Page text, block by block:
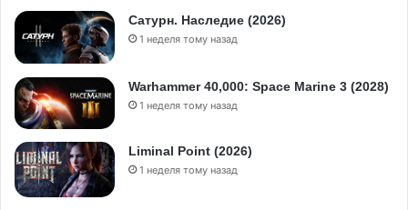
Сатурн. Наследие (2026)
1 неделя тому назад
Warhammer 40,000: Space Marine 3 (2028)
1 неделя тому назад
Liminal Point (2026)
1 неделя тому назад